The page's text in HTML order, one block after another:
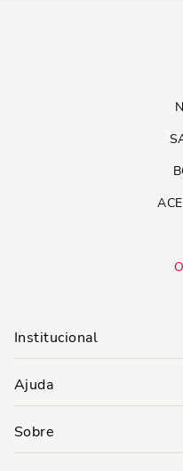
Institucional
Ajuda
Sobre